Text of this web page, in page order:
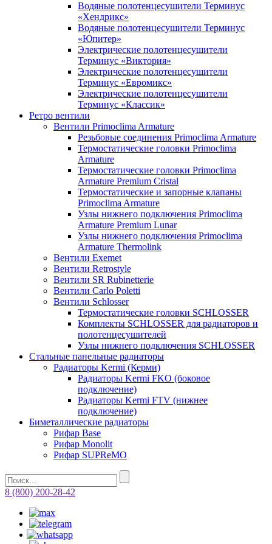
Водяные полотенцесушители Терминус
«Хендрикс»
Водяные полотенцесушители Терминус
«Юпитер»
Электрические полотенцесушители
Терминус «Виктория»
Электрические полотенцесушители
Терминус «Евромикс»
Электрические полотенцесушители
Терминус «Классик»
Ретро вентили
Вентили Primoclima Armature
Резьбовые соединения Primoclima Armature
Термостатические головки Primoclima
Armature
Термостатические головки Primoclima
Armature Premium Cristal
Термостатические и запорные клапаны
Primoclima Armature
Узлы нижнего подключения Primoclima
Armature Premium Lunar
Узлы нижнего подключения Primoclima
Armature Thermolink
Вентили Exemet
Вентили Retrostyle
Вентили SR Rubinetterie
Вентили Carlo Poletti
Вентили Schlosser
Термостатические головки SCHLOSSER
Комплекты SCHLOSSER для радиаторов и
полотенцесушителей
Узлы нижнего подключения SCHLOSSER
Стальные панельные радиаторы
Радиаторы Kermi (Керми)
Радиаторы Kermi FKO (боковое
подключение)
Радиаторы Kermi FTV (нижнее
подключение)
Биметаллические радиаторы
Рифар Base
Рифар Monolit
Рифар SUPReMO
8 (800) 200-28-42